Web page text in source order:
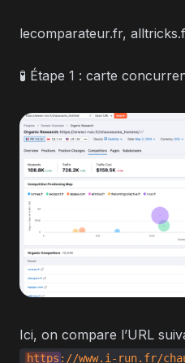
lecomparateur.fr,
🧪 Étape 1 : carte
Ici, on compare l’URL
https ://www.i-run.fr/